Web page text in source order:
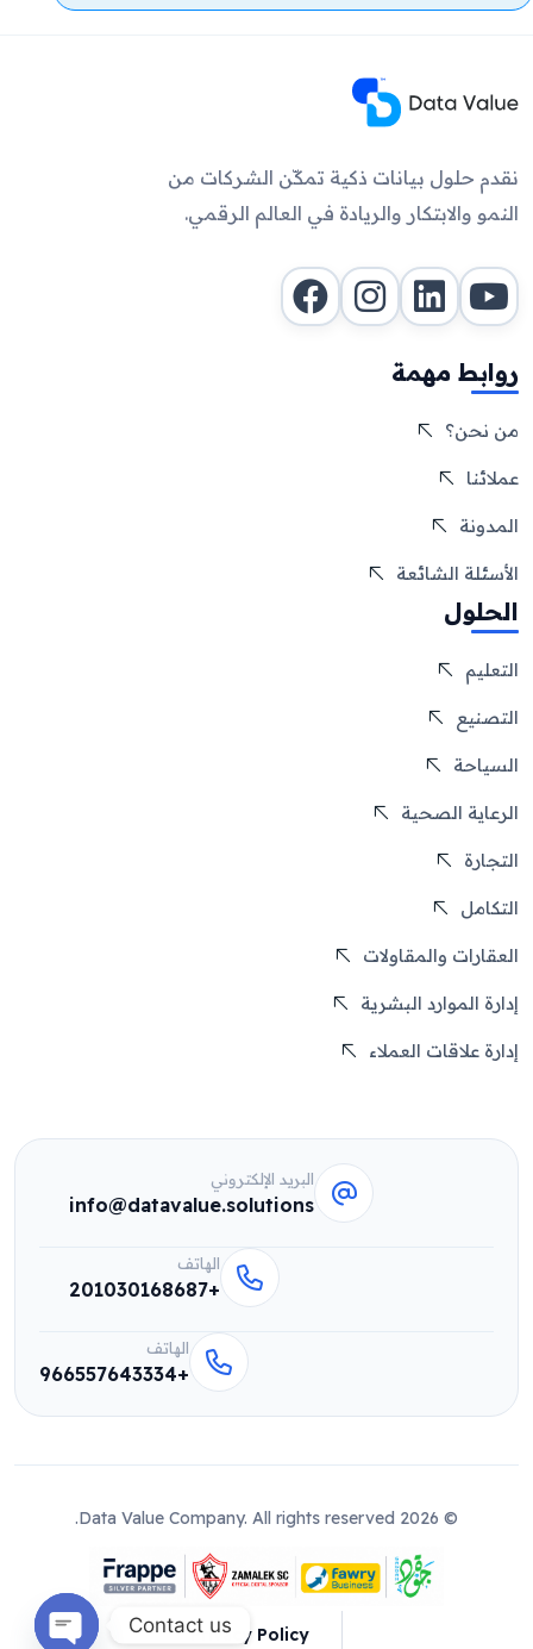
نقدم حلول بيانات ذكية تمكّن الشركات من
النمو والابتكار والريادة في العالم الرقمي.
روابط مهمة
من نحن؟
عملائنا
المدونة
الأسئلة الشائعة
الحلول
التعليم
التصنيع
السياحة
الرعاية الصحية
التجارة
التكامل
العقارات والمقاولات
إدارة الموارد البشرية
إدارة علاقات العملاء
البريد الإلكتروني
info@datavalue.solutions
الهاتف
+201030168687
الهاتف
+966557643334
© 2026 Data Value Company. All rights reserved.
Privacy Policy
Contact us